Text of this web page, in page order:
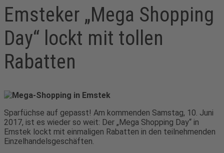
Emsteker „Mega Shopping
Day“ lockt mit tollen
Rabatten
Sparfüchse auf gepasst! Am kommenden Samstag, 10. Juni
2017, ist es wieder so weit: Der „Mega Shopping Day“ in
Emstek lockt mit einmaligen Rabatten in den teilnehmenden
Einzelhandelsgeschäften.